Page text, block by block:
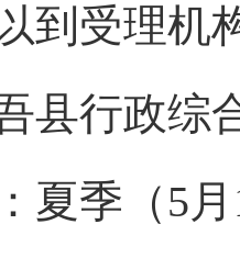
到受理机
县行政综
夏季（5